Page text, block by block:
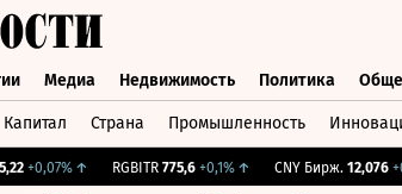
Медиа Недвижимость Политика
Капитал Страна Промышленность
+0,07%↑ RGBITR 775,6 +0,1%↑ CNY Бирж. 12,076